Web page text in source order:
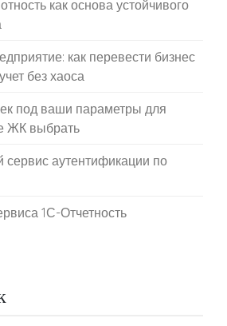
как основа устойчивого
как перевести бизнес
без хаоса
под ваши параметры для
ЖК выбрать
сервис аутентификации по
1С-Отчетность